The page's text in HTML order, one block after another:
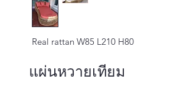
Real rattan W85 L210 H80
แผ่นหวายเทียม